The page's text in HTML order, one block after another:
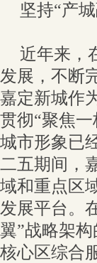
坚持“产
近年来，
发展，不断
嘉定新城作
贯彻“聚焦
城市形象已
二五期间，
域和重点区
发展平台。
翼”战略架
核心区综合